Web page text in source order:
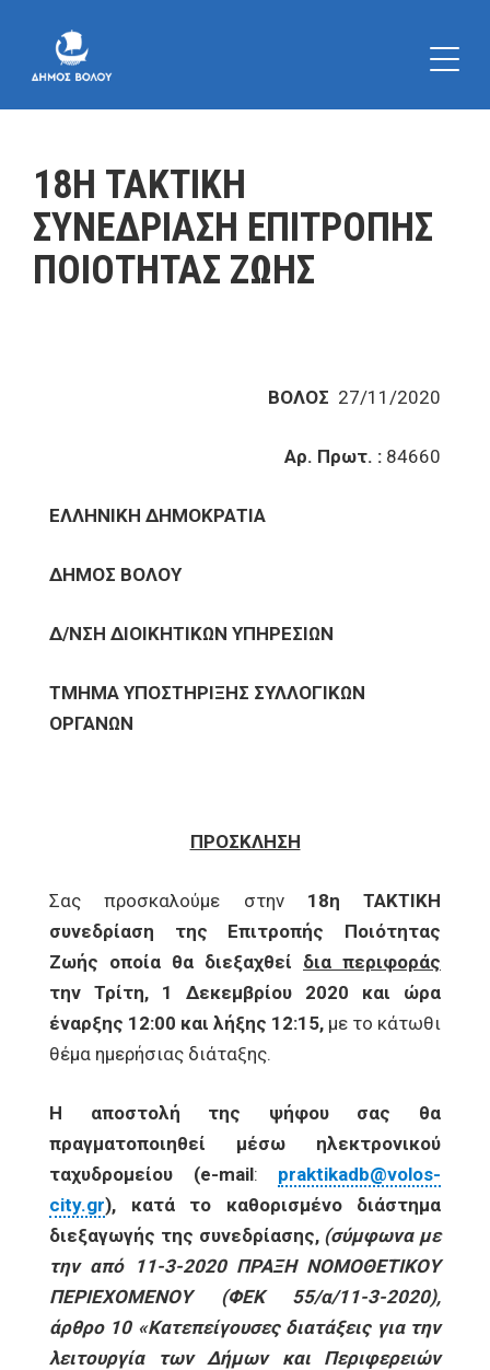
18Η ΤΑΚΤΙΚΗ
ΣΥΝΕΔΡΙΑΣΗ ΕΠΙΤΡΟΠΗΣ
ΠΟΙΟΤΗΤΑΣ ΖΩΗΣ
ΒΟΛΟΣ 27/11/2020
Αρ. Πρωτ. : 84660
ΕΛΛΗΝΙΚΗ ΔΗΜΟΚΡΑΤΙΑ
ΔΗΜΟΣ ΒΟΛΟΥ
Δ/ΝΣΗ ΔΙΟΙΚΗΤΙΚΩΝ ΥΠΗΡΕΣΙΩΝ
ΤΜΗΜΑ ΥΠΟΣΤΗΡΙΞΗΣ ΣΥΛΛΟΓΙΚΩΝ
ΟΡΓΑΝΩΝ
ΠΡΟΣΚΛΗΣΗ
Σας προσκαλούμε στην 18η ΤΑΚΤΙΚΗ
συνεδρίαση της Επιτροπής Ποιότητας
Ζωής οποία θα διεξαχθεί δια περιφοράς
την Τρίτη, 1 Δεκεμβρίου 2020 και ώρα
έναρξης 12:00 και λήξης 12:15, με το κάτωθι
θέμα ημερήσιας διάταξης.
Η αποστολή της ψήφου σας θα
πραγματοποιηθεί μέσω ηλεκτρονικού
ταχυδρομείου (e-mail: praktikadb@volos-
city.gr), κατά το καθορισμένο διάστημα
διεξαγωγής της συνεδρίασης, (σύμφωνα με
την από 11-3-2020 ΠΡΑΞΗ ΝΟΜΟΘΕΤΙΚΟΥ
ΠΕΡΙΕΧΟΜΕΝΟΥ (ΦΕΚ 55/α/11-3-2020),
άρθρο 10 «Κατεπείγουσες διατάξεις για την
λειτουργία των Δήμων και Περιφερειών